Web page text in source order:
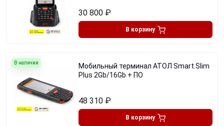
В корзину
30 800 ₽
В наличии
В корзину
Мобильный терминал АТОЛ Smart.Slim
Plus 2Gb/16Gb + ПО
48 310 ₽